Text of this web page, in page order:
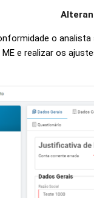
o
e realizar os